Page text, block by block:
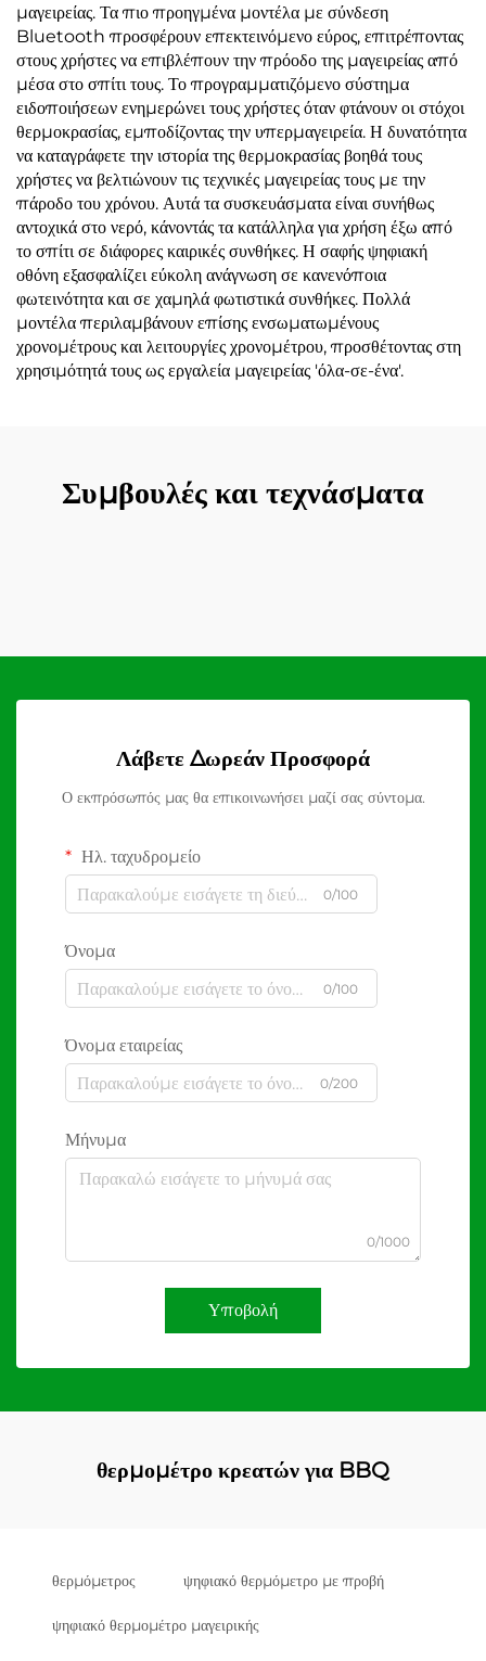
μαγειρείας. Τα πιο προηγμένα μοντέλα με σύνδεση
Bluetooth προσφέρουν επεκτεινόμενο εύρος, επιτρέποντας
στους χρήστες να επιβλέπουν την πρόοδο της μαγειρείας από
μέσα στο σπίτι τους. Το προγραμματιζόμενο σύστημα
ειδοποιήσεων ενημερώνει τους χρήστες όταν φτάνουν οι στόχοι
θερμοκρασίας, εμποδίζοντας την υπερμαγειρεία. Η δυνατότητα
να καταγράφετε την ιστορία της θερμοκρασίας βοηθά τους
χρήστες να βελτιώνουν τις τεχνικές μαγειρείας τους με την
πάροδο του χρόνου. Αυτά τα συσκευάσματα είναι συνήθως
αντοχικά στο νερό, κάνοντάς τα κατάλληλα για χρήση έξω από
το σπίτι σε διάφορες καιρικές συνθήκες. Η σαφής ψηφιακή
οθόνη εξασφαλίζει εύκολη ανάγνωση σε κανενόποια
φωτεινότητα και σε χαμηλά φωτιστικά συνθήκες. Πολλά
μοντέλα περιλαμβάνουν επίσης ενσωματωμένους
χρονομέτρους και λειτουργίες χρονομέτρου, προσθέτοντας στη
χρησιμότητά τους ως εργαλεία μαγειρείας 'όλα-σε-ένα'.
Συμβουλές και τεχνάσματα
Λάβετε Δωρεάν Προσφορά
Ο εκπρόσωπός μας θα επικοινωνήσει μαζί σας σύντομα.
Ηλ. ταχυδρομείο
0/100
Όνομα
0/100
Όνομα εταιρείας
0/200
Μήνυμα
0/1000
Υποβολή
θερμομέτρο κρεατών για BBQ
θερμόμετρος ψηφιακό θερμόμετρο με προβή
ψηφιακό θερμομέτρο μαγειρικής